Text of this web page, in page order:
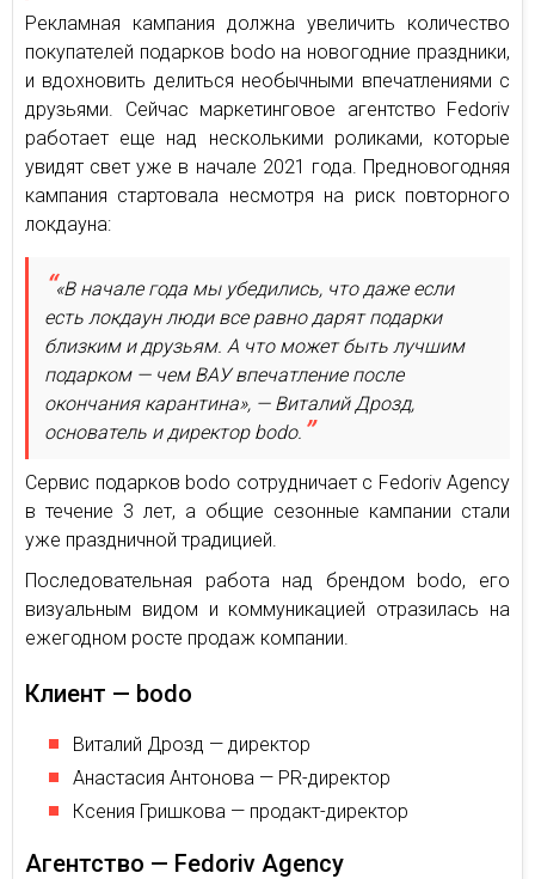
Рекламная кампания должна увеличить количество
покупателей подарков bodo на новогодние праздники,
и вдохновить делиться необычными впечатлениями с
друзьями. Сейчас маркетинговое агентство Fedoriv
работает еще над несколькими роликами, которые
увидят свет уже в начале 2021 года. Предновогодняя
кампания стартовала несмотря на риск повторного
локдауна:
«В начале года мы убедились, что даже если
есть локдаун люди все равно дарят подарки
близким и друзьям. А что может быть лучшим
подарком — чем ВАУ впечатление после
окончания карантина», — Виталий Дрозд,
основатель и директор bodo.
Сервис подарков bodo сотрудничает с Fedoriv Agency
в течение 3 лет, а общие сезонные кампании стали
уже праздничной традицией.
Последовательная работа над брендом bodo, его
визуальным видом и коммуникацией отразилась на
ежегодном росте продаж компании.
Клиент — bodo
Виталий Дрозд — директор
Анастасия Антонова — PR-директор
Ксения Гришкова — продакт-директор
Агентство — Fedoriv Agency